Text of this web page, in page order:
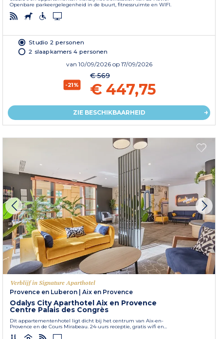
Openbare parkeergelegenheid in de buurt, fitnessruimte en WIFI.
Studio 2 personen
2 slaapkamers 4 personen
van 10/09/2026 op 17/09/2026
-21%
€ 569
€ 447,75
ZIE BESCHIKBAARHEID
Verblijf in Signature Aparthotel
Provence en Luberon | Aix en Provence
Odalys City Aparthotel Aix en Provence
Centre Palais des Congrès
Dit appartementenhotel ligt dicht bij het centrum van Aix-en-
Provence en de Cours Mirabeau. 24-uurs receptie, gratis wifi en...